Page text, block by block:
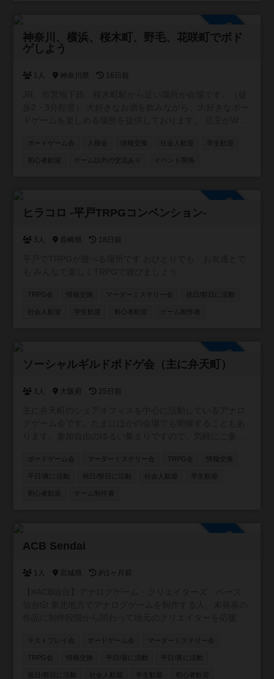
ています。 外食できる店舗は徒歩圏内に幾つかあります
が、コンビニまでは600mほどの距離があります。 参加人
数次第では開催中止になる場合がありますので、参加希望
参加自由
神奈川、横浜、桜木町、野毛、花咲町でボド
ゲしよう
1人 神奈川県 16日前
てスペースを貸し出す事はできます。要するに、店主不在
の時は、お酒や食事の提供、ボードゲームのルール説明が
した。 店内には約２００種類のボドゲ、いくつかの人狼
系、クトゥルフ神話TRPGのルールブックがございます。
土日祝のカテゴリに分けて参加を募っていきます。 これか
せてください。そして、ご要望に応えられるような大会運
営を致します。
ボードゲーム会 人狼会 情報交換 社会人歓迎 学生歓迎
初心者歓迎 ゲーム以外の交流あり イベント関係
ヒラコロ -平戸TRPGコンベンション-
3人 長崎県 18日前
TRPG会 情報交換 マーダーミステリー会 祝日/祭日に活動
社会人歓迎 学生歓迎 初心者歓迎 ゲーム制作者
参加自由
ソーシャルギルドボドゲ会（主に弁天町）
3人 大阪府 25日前
いればTRPGやマダミスも開催しています。一緒に企画し
てくれる仲間も募集中です。
ボードゲーム会 マーダーミステリー会 TRPG会 情報交換
平日/夜に活動 祝日/祭日に活動 社会人歓迎 学生歓迎
初心者歓迎 ゲーム制作者
ACB Sendai
1人 宮城県 約1ヶ月前
グゲーム制作コミュニティ!!
テストプレイ会 ボードゲーム会 マーダーミステリー会
TRPG会 情報交換 平日/昼に活動 平日/夜に活動
祝日/祭日に活動 社会人歓迎 学生歓迎 初心者歓迎